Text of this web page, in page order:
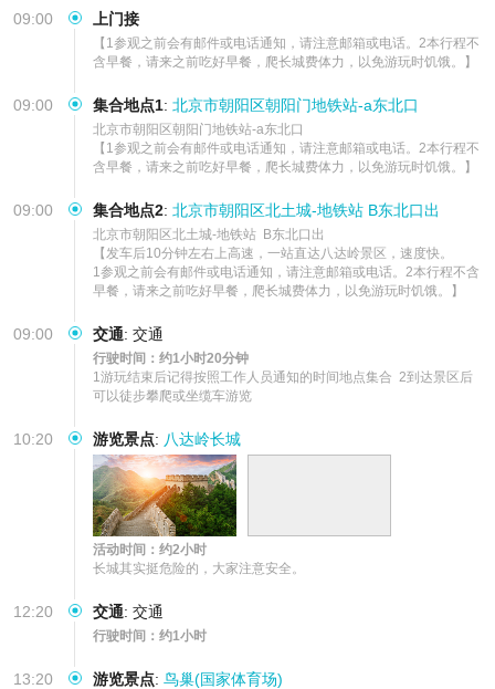
09:00 上门接
【1参观之前会有邮件或电话通知，请注意邮箱或电话。2本行程不
含早餐，请来之前吃好早餐，爬长城费体力，以免游玩时饥饿。】
09:00 集合地点1: 北京市朝阳区朝阳门地铁站-a东北口
北京市朝阳区朝阳门地铁站-a东北口
【1参观之前会有邮件或电话通知，请注意邮箱或电话。2本行程不
含早餐，请来之前吃好早餐，爬长城费体力，以免游玩时饥饿。】
09:00 集合地点2: 北京市朝阳区北土城-地铁站 B东北口出
北京市朝阳区北土城-地铁站  B东北口出
【发车后10分钟左右上高速，一站直达八达岭景区，速度快。
1参观之前会有邮件或电话通知，请注意邮箱或电话。2本行程不含
早餐，请来之前吃好早餐，爬长城费体力，以免游玩时饥饿。】
09:00 交通: 交通
行驶时间：约1小时20分钟
1游玩结束后记得按照工作人员通知的时间地点集合  2到达景区后
可以徒步攀爬或坐缆车游览
10:20 游览景点: 八达岭长城
活动时间：约2小时
长城其实挺危险的，大家注意安全。
12:20 交通: 交通
行驶时间：约1小时
13:20 游览景点: 鸟巢(国家体育场)